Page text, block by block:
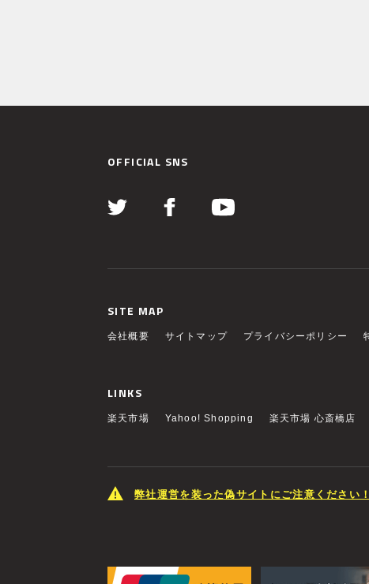
OFFICIAL SNS
SITE MAP
会社概要 サイトマップ プライバシーポリシー
LINKS
楽天市場 Yahoo! Shopping 楽天市場 心斎橋店
弊社運営を装った偽サイトにご注意ください！